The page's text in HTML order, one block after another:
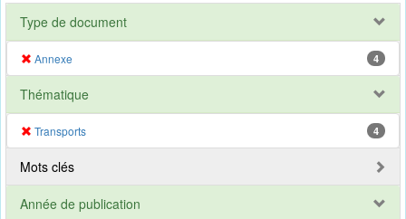
Type de document
Annexe 4
Thématique
Transports 4
Mots clés
Année de publication